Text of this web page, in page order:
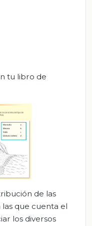
tu libro de
de las
que cuenta el
los diversos